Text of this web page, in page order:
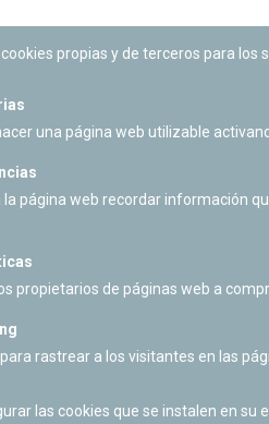
DE PAMPLONA
RamÃ­rez, s/n
propias y de terceros para los
una página web utilizable
la página web recordar información
propietarios de páginas web a
rastrear a los visitantes en las
las cookies que se instalen en